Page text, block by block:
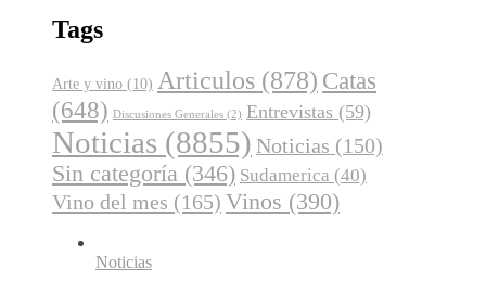
Tags
Arte y vino (10) Articulos (878) Catas
(648) Discusiones Generales (2) Entrevistas (59)
Noticias (8855) Noticias (150)
Sin categoría (346) Sudamerica (40)
Vino del mes (165) Vinos (390)
Noticias